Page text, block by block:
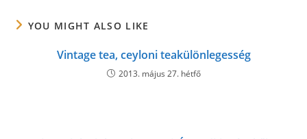
YOU MIGHT ALSO LIKE
Vintage tea, ceyloni teakülönlegesség
2013. május 27. hétfő